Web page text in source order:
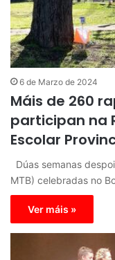
6 de Marzo de 2024
Máis de 260
participan na
Escolar
Dúas semanas
MTB) celebradas no
Ver máis »